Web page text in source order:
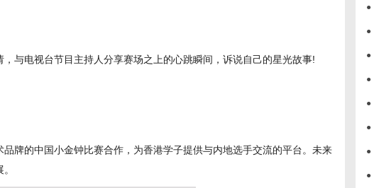
与电视台节目主持人分享赛场之上的心跳瞬间，诉说自己的星光故事!
牌的中国小金钟比赛合作，为香港学子提供与内地选手交流的平台。未来
●
●
●
●
●
●
●
●